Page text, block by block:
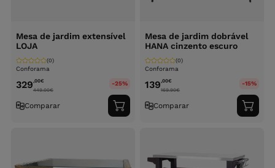
Mesa de jardim extensível
LOJA
Conforama
(0)
329,00€
449.00€
-25%
Comparar
Adicionar
ao
Mesa de jardim dobrável
HANA cinzento escuro
Conforama
(0)
139,00€
169.90€
-15%
Comparar
ao